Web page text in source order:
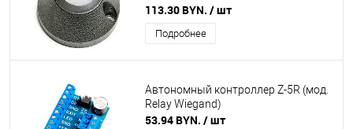
113.30 BYN. / шт
Подробнее
Автономный контроллер Z-5R (мод.
Relay Wiegand)
53.94 BYN. / шт